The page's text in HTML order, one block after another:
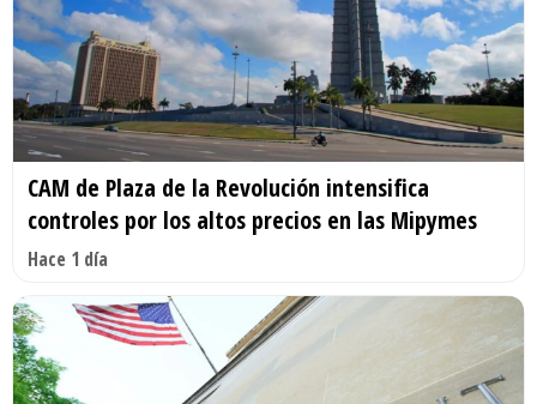
CAM de Plaza de la Revolución intensifica
controles por los altos precios en las Mipymes
Hace 1 día